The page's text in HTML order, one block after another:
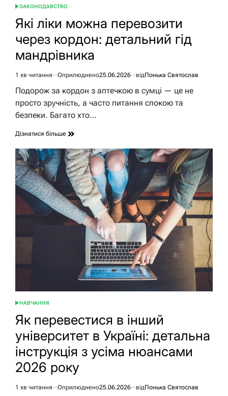
ОПУБЛІКУВАТИ
ЗАКОНОДАВСТВО
Які ліки можна перевозити
через кордон: детальний гід
мандрівника
Орієнтовний
час
читання
1 хв читання Оприлюднено25.06.2026 відПонька Святослав
Подорож за кордон з аптечкою в сумці — це не
просто зручність, а часто питання спокою та
безпеки. Багато хто…
Дізнатися більше
ОПУБЛІКУВАТИ
НАВЧАННЯ
Як перевестися в інший
університет в Україні: детальна
інструкція з усіма нюансами
2026 року
Орієнтовний
1 хв читання Оприлюднено25.06.2026 відПонька Святослав